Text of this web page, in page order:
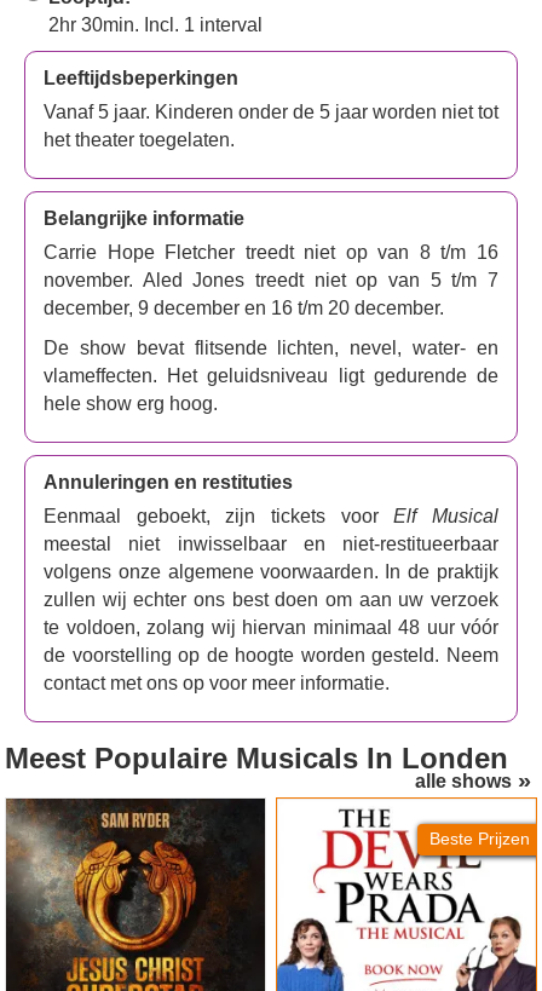
maar een mens, reist hij naar New York City om zijn ware
identiteit te ontdekken en de kerstsfeer naar de grote stad
te brengen.
Op veler verzoek lanceertElf: The Musicaleen tournee
door het Verenigd Koninkrijk, die vanaf oktober terugkeert
naar het West End voor een beperkte kerstvoorstelling in
het Aldwych Theatre. De voorstelling wordt geregisseerd
doorJon Conway, bekend om zijn pantomimewerk, en
heeft een script vanBob MartinenThomas Meehan
Annie,The Producers,Hairspray) en een originele
soundtrack vanMatt SklarenChad Beguelin.
Deze onvergetelijke kerstmusical zit vol pakkende
liedjes, oogverblindende choreografie, kleurrijke
kostuums en magische special effects, waaronder de
Kerstman die in zijn slee over het podium zweeft.
Kinderen en volwassenen zullen betoverd raken door dit
hartverwarmende verhaal over familie, verbondenheid en
de betekenis van Kerstmis. Dus of je nu een ferventElf-
fan bent of Buddy's avonturen voor het eerst wilt beleven,
mis deze magische toneelbewerking van de geliefde
kerstkomedie niet.
2hr 30min. Incl. 1 interval
Leeftijdsbeperkingen
Vanaf 5 jaar. Kinderen onder de 5 jaar worden niet tot
het theater toegelaten.
Belangrijke informatie
Carrie Hope Fletcher treedt niet op van 8 t/m 16
november. Aled Jones treedt niet op van 5 t/m 7
december, 9 december en 16 t/m 20 december.
De show bevat flitsende lichten, nevel, water- en
vlameffecten. Het geluidsniveau ligt gedurende de
hele show erg hoog.
Annuleringen en restituties
Eenmaal geboekt, zijn tickets voorElf Musical
meestal niet inwisselbaar en niet-restitueerbaar
volgens onze algemene voorwaarden. In de praktijk
zullen wij echter ons best doen om aan uw verzoek
te voldoen, zolang wij hiervan minimaal 48 uur vóór
de voorstelling op de hoogte worden gesteld. Neem
contact met ons op voor meer informatie.
alle shows
Meest Populaire Musicals In Londen
Jesus Christ Superstar
(London Palladium)
Beste Prijzen
The Devil Wears Prada